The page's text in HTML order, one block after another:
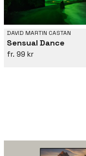
DAVID MARTIN CASTAN
Sensual Dance
99 kr